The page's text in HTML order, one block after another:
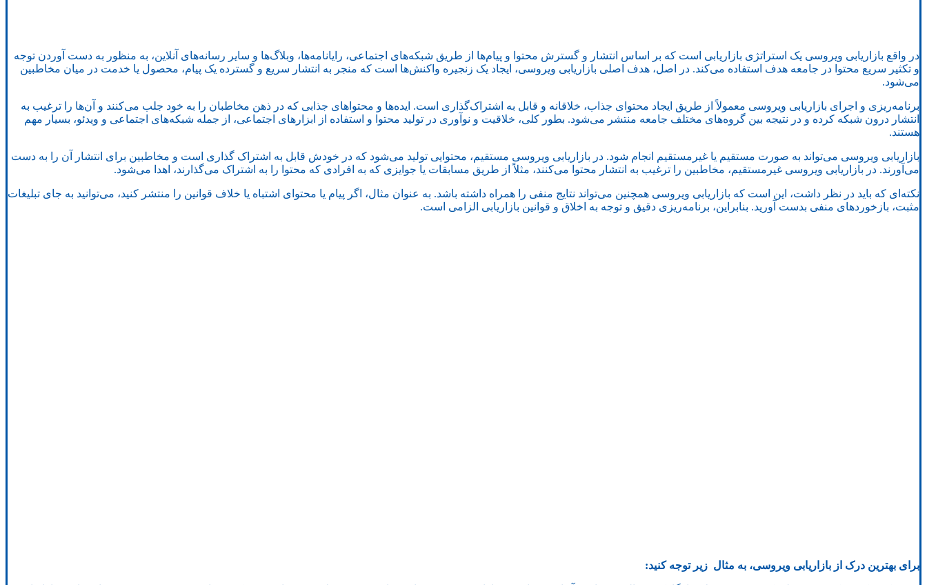
در واقع بازاریابی ویروسی یک استراتژی بازاریابی است که بر اساس انتشار و گسترش محتوا و پیام‌ها از طریق شبکه‌های اجتماعی، رایانامه‌ها، وبلاگ‌ها و سایر رسانه‌های آنلاین، به منظور به دست آوردن توجه
و تکثیر سریع محتوا در جامعه هدف استفاده می‌کند. در اصل، هدف اصلی بازاریابی ویروسی، ایجاد یک زنجیره واکنش‌ها است که منجر به انتشار سریع و گسترده یک پیام، محصول یا خدمت در میان مخاطبین
می‌شود.
برنامه‌ریزی و اجرای بازاریابی ویروسی معمولاً از طریق ایجاد محتوای جذاب، خلاقانه و قابل به اشتراک‌گذاری است. ایده‌ها و محتواهای جذابی که در ذهن مخاطبان را به خود جلب می‌کنند و آن‌ها را ترغیب به
انتشار درون شبکه کرده و در نتیجه بین گروه‌های مختلف جامعه منتشر می‌شود. بطور کلی، خلاقیت و نوآوری در تولید محتوا و استفاده از ابزارهای اجتماعی، از جمله شبکه‌های اجتماعی و ویدئو، بسیار مهم
هستند.
بازاریابی ویروسی می‌تواند به صورت مستقیم یا غیرمستقیم انجام شود. در بازاریابی ویروسی مستقیم، محتوایی تولید می‌شود که در خودش قابل به اشتراک گذاری است و مخاطبین برای انتشار آن را به دست
می‌آورند. در بازاریابی ویروسی غیرمستقیم، مخاطبین را ترغیب به انتشار محتوا می‌کنند، مثلاً از طریق مسابقات یا جوایزی که به افرادی که محتوا را به اشتراک می‌گذارند، اهدا می‌شود.
نکته‌ای که باید در نظر داشت، این است که بازاریابی ویروسی همچنین می‌تواند نتایج منفی را همراه داشته باشد. به عنوان مثال، اگر پیام یا محتوای اشتباه یا خلاف قوانین را منتشر کنید، می‌توانید به جای تبلیغات
مثبت، بازخوردهای منفی بدست آورید. بنابراین، برنامه‌ریزی دقیق و توجه به اخلاق و قوانین بازاریابی الزامی است.
برای بهترین درک از بازاریابی ویروسی، به مثال زیر توجه کنید: